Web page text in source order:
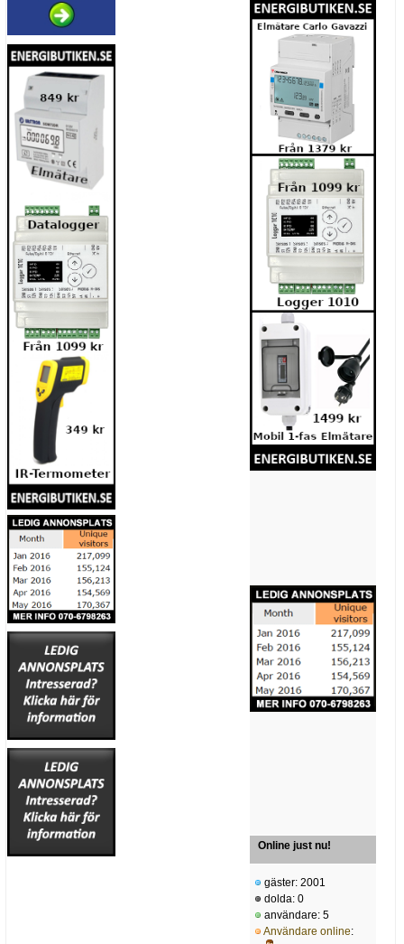
Online just nu!
gäster: 2001
dolda: 0
användare: 5
Användare online: